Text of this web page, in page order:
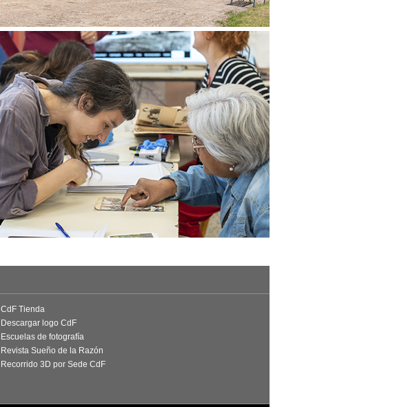
CdF Tienda
Descargar logo CdF
Escuelas de fotografía
Revista Sueño de la Razón
Recorrido 3D por Sede CdF